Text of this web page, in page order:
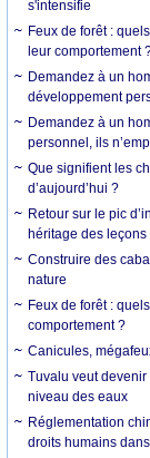
s'intensifie
Feux de forêt :
leur comportement
Demandez à un
développement
Demandez à un
personnel, ils
Que signifient les
d’aujourd’hui ?
Retour sur le pic
héritage des
Construire des
nature
Feux de forêt :
comportement ?
Canicules,
Tuvalu veut
niveau des eaux
Réglementation
droits humains